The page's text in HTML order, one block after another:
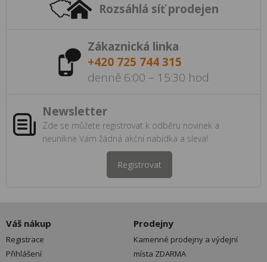
Rozsáhlá síť prodejen
Zákaznická linka
+420 725 744 315
denně 6:00 – 15:30 hod
Newsletter
Zde se můžete registrovat k odběru novinek a
neunikne Vám žádná akční nabídka a sleva!
Registrovat
Váš nákup
Registrace
Přihlášení
Prodejny
Kamenné prodejny a výdejní
místa ZDARMA